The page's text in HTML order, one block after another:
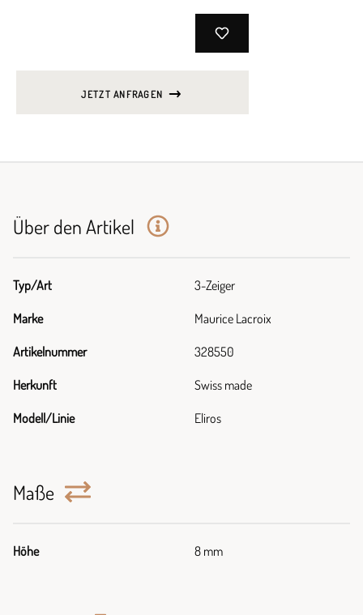
JETZT ANFRAGEN
Über den Artikel
Typ/Art 3-Zeiger
Marke Maurice Lacroix
Artikelnummer 328550
Herkunft Swiss made
Modell/Linie Eliros
Maße
Höhe 8 mm